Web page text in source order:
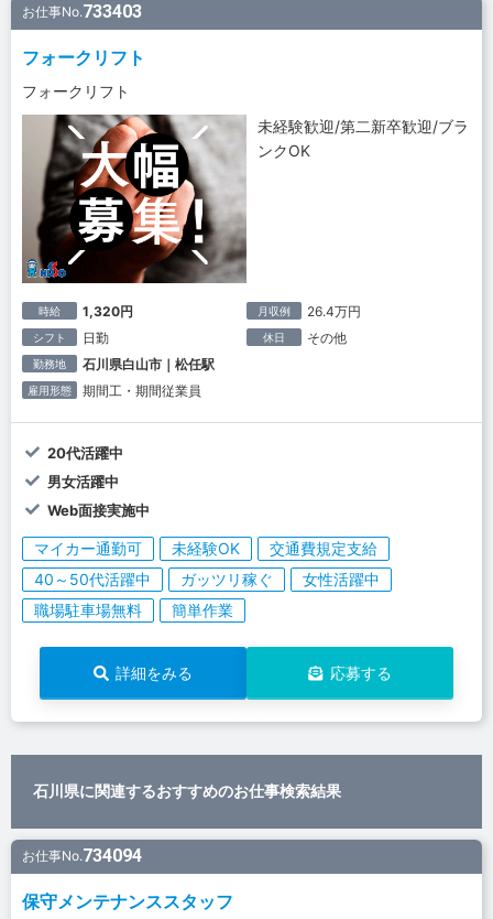
お仕事No.733403
フォークリフト
フォークリフト
未経験歓迎/第二新卒歓迎/ブラ
ンクOK
時給 1,320円 月収例 26.4万円
シフト 日勤 休日 その他
勤務地 石川県白山市｜松任駅
雇用形態 期間工・期間従業員
20代活躍中
男女活躍中
Web面接実施中
マイカー通勤可 未経験OK
交通費規定支給
40～50代活躍中
ガッツリ稼ぐ
女性活躍中
職場駐車場無料
簡単作業
詳細をみる 応募する
石川県に関連するおすすめのお仕事検索結果
お仕事No.734094
保守メンテナンススタッフ